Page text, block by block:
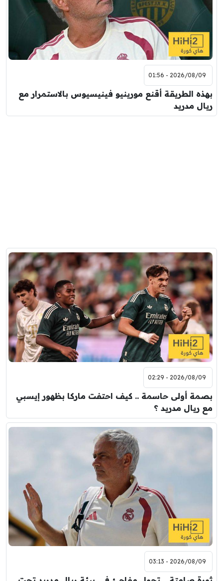
2026/08/09 - 01:56
بهذه الطريقة أقنع مورينيو فينيسيوس بالاستمرار مع
ريال مدريد
2026/08/09 - 02:29
بصمة أولى حاسمة .. كيف احتفت ماركا بظهور إيسبي
مع ريال مدريد ؟
2026/08/09 - 03:13